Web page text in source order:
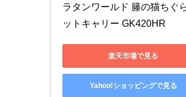
ラタンワールド 籐の猫ちぐ
ットキャリー GK420HR
楽天市場で見る
Yahoo!ショッピングで見る